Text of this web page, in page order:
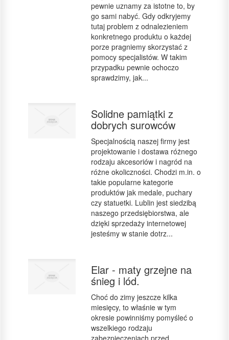
pewnie uznamy za istotne to, by
go sami nabyć. Gdy odkryjemy
tutaj problem z odnalezieniem
konkretnego produktu o każdej
porze pragniemy skorzystać z
pomocy specjalistów. W takim
przypadku pewnie ochoczo
sprawdzimy, jak...
Solidne pamiątki z
dobrych surowców
Specjalnością naszej firmy jest
projektowanie i dostawa różnego
rodzaju akcesoriów i nagród na
różne okoliczności. Chodzi m.in. o
takie popularne kategorie
produktów jak medale, puchary
czy statuetki. Lublin jest siedzibą
naszego przedsiębiorstwa, ale
dzięki sprzedaży internetowej
jesteśmy w stanie dotrz...
Elar - maty grzejne na
śnieg i lód.
Choć do zimy jeszcze kilka
miesięcy, to właśnie w tym
okresie powinniśmy pomyśleć o
wszelkiego rodzaju
zabezpieczeniach przed